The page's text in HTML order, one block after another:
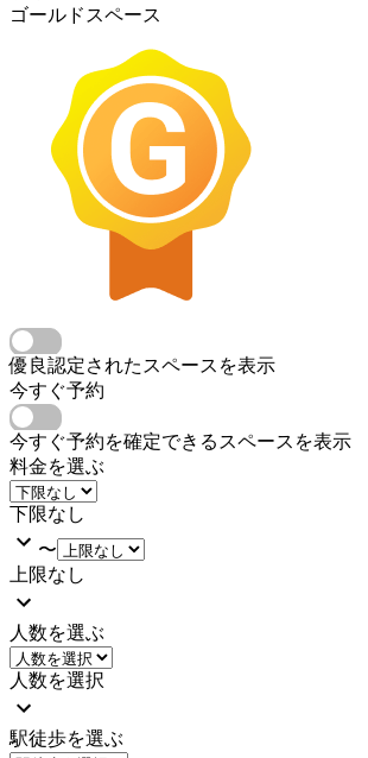
ゴールドスペース
優良認定されたスペースを表示
今すぐ予約
今すぐ予約を確定できるスペースを表示
料金を選ぶ
下限なし
〜
上限なし
人数を選ぶ
人数を選択
駅徒歩を選ぶ